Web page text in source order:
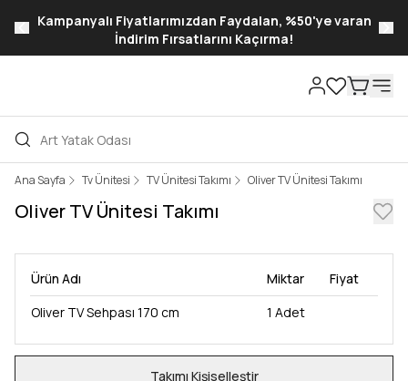
Kampanyalı Fiyatlarımızdan Faydalan, %50'ye varan
İndirim Fırsatlarını Kaçırma!
Ana Sayfa Tv Ünitesi TV Ünitesi Takımı Oliver TV Ünitesi Takımı
Oliver TV Ünitesi Takımı
Ürün Adı Miktar
Fiyat
Oliver TV Sehpası 170 cm
1 Adet
Takımı Kişiselleştir